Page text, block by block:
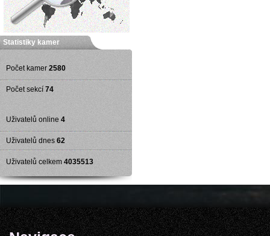
Statistiky kamer
Počet kamer 2580
Počet sekcí 74
Uživatelů online 4
Uživatelů dnes 62
Uživatelů celkem 4035513